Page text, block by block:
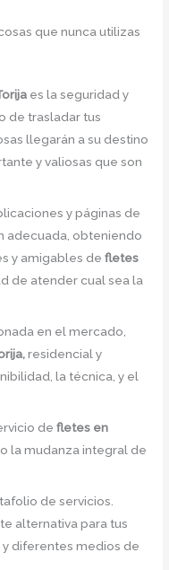
que nunca utilizas
es la seguridad y
de trasladar tus
llegarán a su destino
y valiosas que son
y páginas de
adecuada, obteniendo
y amigables defletes
de atender cual sea la
en el mercado,
residencial y
la técnica, y el
defletes en
la mudanza integral de
de servicios.
alternativa para tus
diferentes medios de